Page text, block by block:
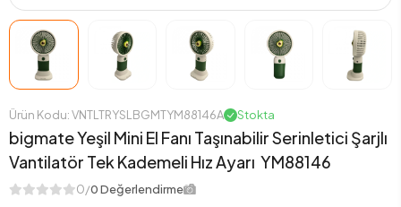
Ürün Kodu: VNTLTRYSLBGMTYM88146A Stokta
bigmate Yeşil Mini El Fanı Taşınabilir Serinletici Şarjlı
Vantilatör Tek Kademeli Hız Ayarı YM88146
0/0 Değerlendirme